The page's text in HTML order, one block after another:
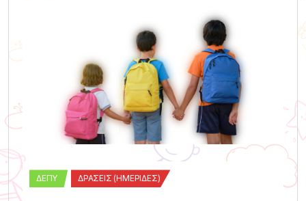
ΔΕΠΥ ΔΡΆΣΕΙΣ (ΗΜΕΡΊΔΕΣ)